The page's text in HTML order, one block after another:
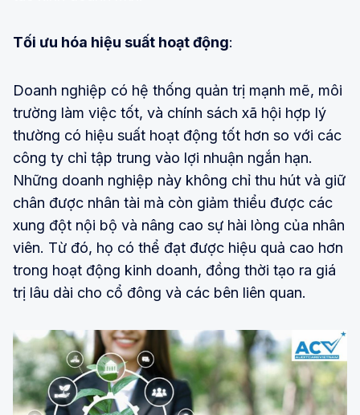
Tối ưu hóa hiệu suất hoạt động:
Doanh nghiệp có hệ thống quản trị mạnh mẽ, môi
trường làm việc tốt, và chính sách xã hội hợp lý
thường có hiệu suất hoạt động tốt hơn so với các
công ty chỉ tập trung vào lợi nhuận ngắn hạn.
Những doanh nghiệp này không chỉ thu hút và giữ
chân được nhân tài mà còn giảm thiểu được các
xung đột nội bộ và nâng cao sự hài lòng của nhân
viên. Từ đó, họ có thể đạt được hiệu quả cao hơn
trong hoạt động kinh doanh, đồng thời tạo ra giá
trị lâu dài cho cổ đông và các bên liên quan.